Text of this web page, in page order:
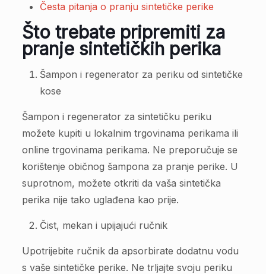
Česta pitanja o pranju sintetičke perike
Što trebate pripremiti za
pranje sintetičkih perika
Šampon i regenerator za periku od sintetičke
kose
Šampon i regenerator za sintetičku periku
možete kupiti u lokalnim trgovinama perikama ili
online trgovinama perikama. Ne preporučuje se
korištenje običnog šampona za pranje perike. U
suprotnom, možete otkriti da vaša sintetička
perika nije tako uglađena kao prije.
Čist, mekan i upijajući ručnik
Upotrijebite ručnik da apsorbirate dodatnu vodu
s vaše sintetičke perike. Ne trljajte svoju periku